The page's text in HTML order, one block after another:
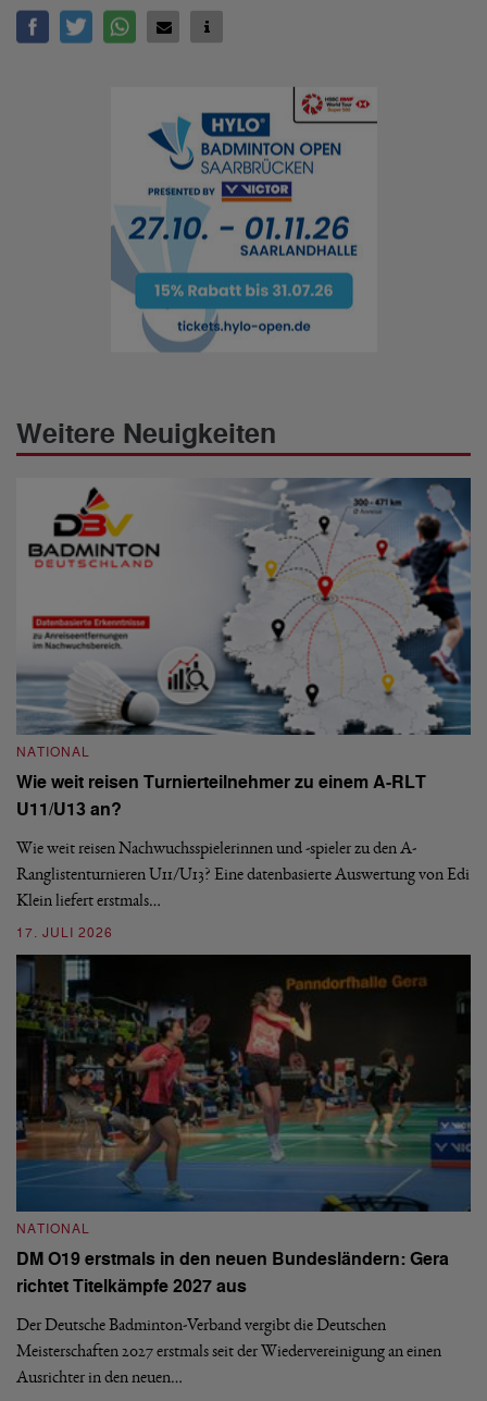
Weitere Neuigkeiten
NATIONAL
Wie weit reisen Turnierteilnehmer zu einem A-RLT
U11/U13 an?
Wie weit reisen Nachwuchsspielerinnen und -spieler zu den A-
Ranglistenturnieren U11/U13? Eine datenbasierte Auswertung von Edi
Klein liefert erstmals…
17. JULI 2026
NATIONAL
DM O19 erstmals in den neuen Bundesländern: Gera
richtet Titelkämpfe 2027 aus
Der Deutsche Badminton-Verband vergibt die Deutschen
Meisterschaften 2027 erstmals seit der Wiedervereinigung an einen
Ausrichter in den neuen…